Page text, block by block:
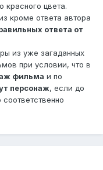
красного цвета.
кроме ответа автора
ответа от
из уже загаданных
при условии, что в
фильма и по
персонаж, если до